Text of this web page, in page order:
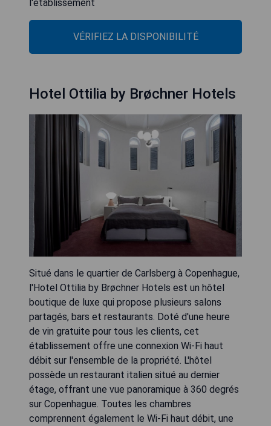
l'établissement
VÉRIFIEZ LA DISPONIBILITÉ
Hotel Ottilia by Brøchner Hotels
Situé dans le quartier de Carlsberg à Copenhague,
l'Hotel Ottilia by Brøchner Hotels est un hôtel
boutique de luxe qui propose plusieurs salons
partagés, bars et restaurants. Doté d'une heure
de vin gratuite pour tous les clients, cet
établissement offre une connexion Wi-Fi haut
débit sur l'ensemble de la propriété. L'hôtel
possède un restaurant italien situé au dernier
étage, offrant une vue panoramique à 360 degrés
sur Copenhague. Toutes les chambres
comprennent également le Wi-Fi haut débit, une